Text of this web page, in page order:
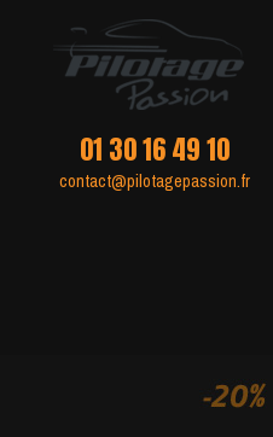
01 30 16 49 10
contact@pilotagepassion.fr